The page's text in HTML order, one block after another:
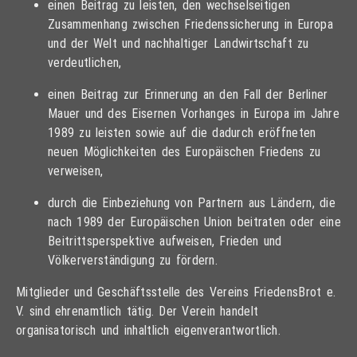
einen Beitrag zu leisten, den wechselseitigen
Zusammenhang zwischen Friedenssicherung in Europa
und der Welt und nachhaltiger Landwirtschaft zu
verdeutlichen,
einen Beitrag zur Erinnerung an den Fall der Berliner
Mauer und des Eisernen Vorhanges in Europa im Jahre
1989 zu leisten sowie auf die dadurch eröffneten
neuen Möglichkeiten des Europäischen Friedens zu
verweisen,
durch die Einbeziehung von Partnern aus Ländern, die
nach 1989 der Europäischen Union beitraten oder eine
Beitrittsperspektive aufweisen, Frieden und
Völkerverständigung zu fördern.
Mitglieder und Geschäftsstelle des Vereins FriedensBrot e.
V. sind ehrenamtlich tätig. Der Verein handelt
organisatorisch und inhaltlich eigenverantwortlich.